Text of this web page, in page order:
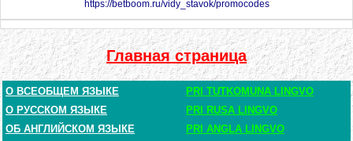
https://betboom.ru/vidy_stavok/promocodes
Главная страница
О ВСЕОБЩЕМ ЯЗЫКЕ
PRI TUTKOMUNA LINGVO
О РУССКОМ ЯЗЫКЕ
PRI RUSA LINGVO
ОБ АНГЛИЙСКОМ ЯЗЫКЕ
PRI ANGLA LINGVO